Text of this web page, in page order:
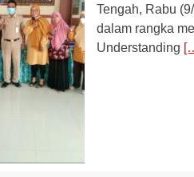
Tengah, Rabu
dalam rangka
Understanding